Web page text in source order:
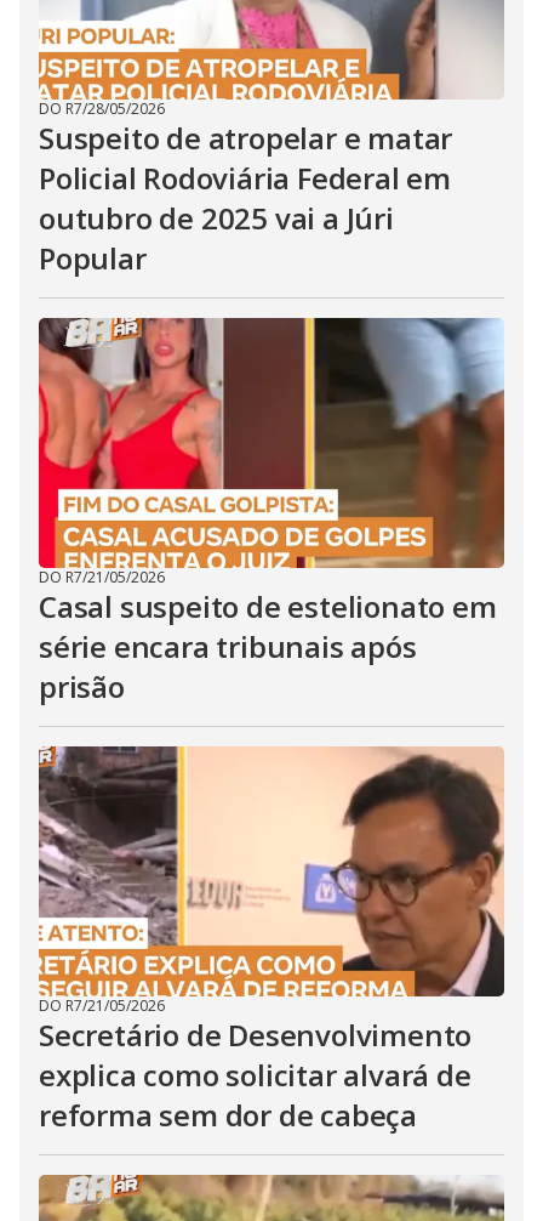
DO R7/28/05/2026
Suspeito de atropelar e matar
Policial Rodoviária Federal em
outubro de 2025 vai a Júri
Popular
DO R7/21/05/2026
Casal suspeito de estelionato em
série encara tribunais após
prisão
DO R7/21/05/2026
Secretário de Desenvolvimento
explica como solicitar alvará de
reforma sem dor de cabeça